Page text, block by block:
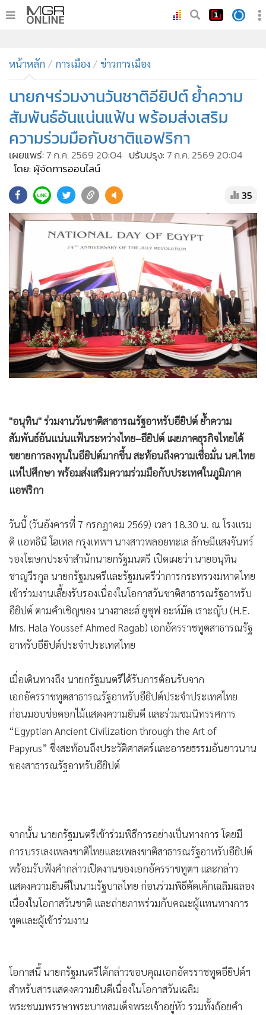
• ทันเหตุการณ์
• ภาคใต้
• ภูมิภาค
• Online Section
• บันเทิง
• ผู้จัดการรายวัน
คอลัมนิสต์
• ละคร
• CbizReview
• Cyber BIZ
ผู้จัดกวน
Good health & Well-being
Green Innovation & SD
• Management & HR
• MGR Live
• Infographic
• การเมือง
• ท่องเที่ยว
ต่างประเทศ
•
Special Scoop
• เศรษฐกิจ-ธุรกิจ
• จีน
• ชุมชน-คุณภาพชีวิต
• Motoring
• เกม
• วิทยาศาสตร์
• SMEs
• หุ้น
• อินโดจีน
• กองทุนรวม
• Celeb Online
Factcheck
ญี่ปุ่น
• Gotomanager
หน้าหลัก การเมือง ข่าวการเมือง
นายกฯร่วมงานวันชาติอียิปต์ ย้ำความ
สัมพันธ์อันแน่นแฟ้น พร้อมส่งเสริม
ความร่วมมือกับชาติแอฟริกา
เผยแพร่:7 ก.ค. 2569 20:04 ปรับปรุง:7 ก.ค. 2569 20:04
โดย: ผู้จัดการออนไลน์
35
"อนุทิน" ร่วมงานวันชาติสาธารณรัฐอาหรับอียิปต์ ย้ำความ
สัมพันธ์อันแน่นแฟ้นระหว่างไทย–อียิปต์ เผยภาคธุรกิจไทยได้
ขยายการลงทุนในอียิปต์มากขึ้น สะท้อนถึงความเชื่อมั่น นศ.ไทย
แห่ไปศึกษา พร้อมส่งเสริมความร่วมมือกับประเทศในภูมิภาค
แอฟริกา
วันนี้ (วันอังคารที่ 7 กรกฎาคม 2569) เวลา 18.30 น. ณ โรงแรม
ดิ แอทธินี โฮเทล กรุงเทพฯ นางสาวพลอยทะเล ลักษมีแสงจันทร์
รองโฆษกประจำสำนักนายกรัฐมนตรี เปิดเผยว่า นายอนุทิน
ชาญวีรกูล นายกรัฐมนตรีและรัฐมนตรีว่าการกระทรวงมหาดไทย
เข้าร่วมงานเลี้ยงรับรองเนื่องในโอกาสวันชาติสาธารณรัฐอาหรับ
อียิปต์ ตามคำเชิญของ นางฮาละฮ์ ยูซุฟ อะห์มัด เราะญับ (H.E.
Mrs. Hala Youssef Ahmed Ragab) เอกอัครราชทูตสาธารณรัฐ
อาหรับอียิปต์ประจำประเทศไทย
เมื่อเดินทางถึง นายกรัฐมนตรีได้รับการต้อนรับจาก
เอกอัครราชทูตสาธารณรัฐอาหรับอียิปต์ประจำประเทศไทย
ก่อนมอบช่อดอกไม้แสดงความยินดี และร่วมชมนิทรรศการ
“Egyptian Ancient Civilization through the Art of
Papyrus” ซึ่งสะท้อนถึงประวัติศาสตร์และอารยธรรมอันยาวนาน
ของสาธารณรัฐอาหรับอียิปต์
จากนั้น นายกรัฐมนตรีเข้าร่วมพิธีการอย่างเป็นทางการ โดยมี
การบรรเลงเพลงชาติไทยและเพลงชาติสาธารณรัฐอาหรับอียิปต์
พร้อมรับฟังคำกล่าวเปิดงานของเอกอัครราชทูตฯ และกล่าว
แสดงความยินดีในนามรัฐบาลไทย ก่อนร่วมพิธีตัดเค้กเฉลิมฉลอง
เนื่องในโอกาสวันชาติ และถ่ายภาพร่วมกับคณะผู้แทนทางการ
ทูตและผู้เข้าร่วมงาน
โอกาสนี้ นายกรัฐมนตรีได้กล่าวขอบคุณเอกอัครราชทูตอียิปต์ฯ
สำหรับสารแสดงความยินดีเนื่องในโอกาสวันเฉลิม
พระชนมพรรษาพระบาทสมเด็จพระเจ้าอยู่หัว รวมทั้งถ้อยคำ